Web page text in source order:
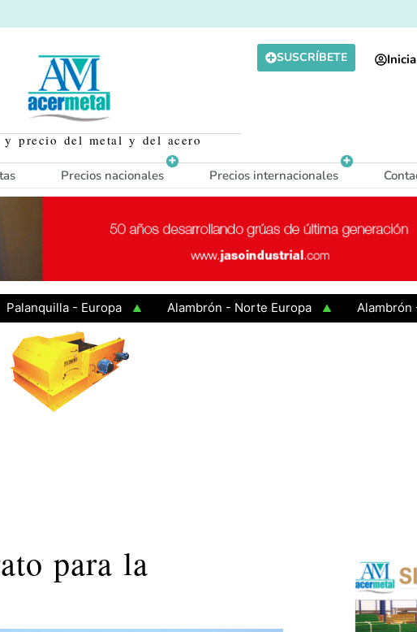
y precio del metal y del acero
SUSCRÍBETE
Precios nacionales Precios internacionales
- Europa Alambrón - Norte Europa Alambrón -
para la